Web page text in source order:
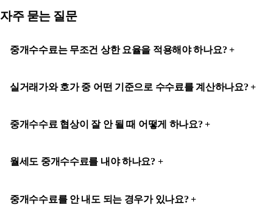
자주 묻는 질문
중개수수료는 무조건 상한 요율을 적용해야 하나요?
실거래가와 호가 중 어떤 기준으로 수수료를 계산하나요?
중개수수료 협상이 잘 안 될 때 어떻게 하나요?
월세도 중개수수료를 내야 하나요?
중개수수료를 안 내도 되는 경우가 있나요?